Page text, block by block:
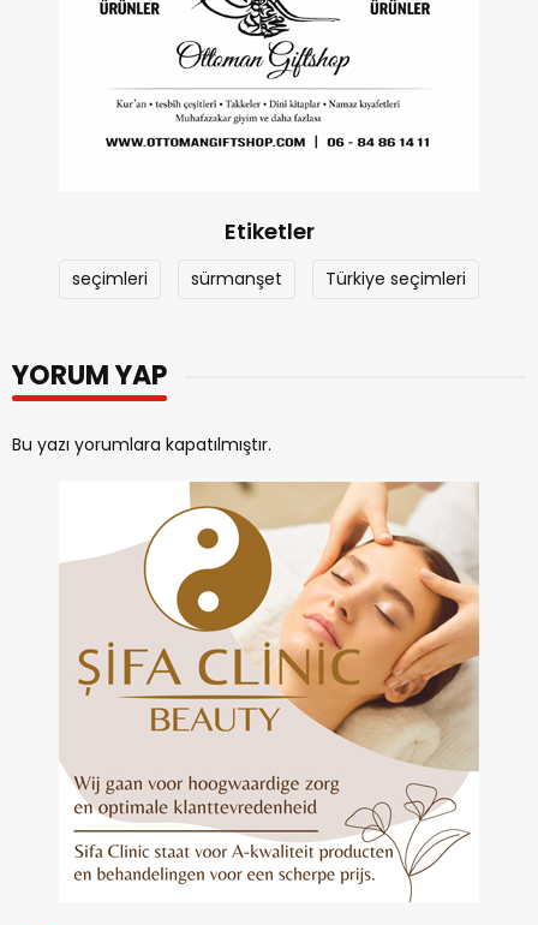
Etiketler
seçimleri sürmanşet Türkiye seçimleri
YORUM YAP
Bu yazı yorumlara kapatılmıştır.